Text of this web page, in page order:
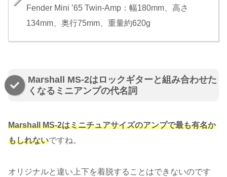
Fender Mini ’65 Twin-Amp：幅180mm、高さ
134mm、奥行75mm、重量約620g
Marshall MS-2はロックギターと組み合わせた
くなるミニアンプの代名詞
Marshall MS-2はミニチュアサイズのアンプで最も有名か
もしれないですね。
オリジナルと違い上下を着脱することはできないのです